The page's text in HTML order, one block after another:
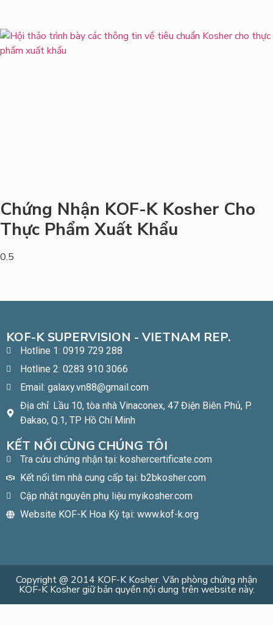
Chứng Nhận KOF-K Kosher Cho
Thực Phẩm Xuất Khẩu
KOF-K SUPERVISION - VIETNAM REP.
Hotline 1: 0919 729 288
Hotline 2: 0283 910 3066
Email: galaxy.vn88@gmail.com
Địa chỉ: Lầu 10, tòa nhà Vinaconex, 47 Điện Biên Phủ, P.
Đakao, Q.1, TP Hồ Chí Minh​
KẾT NỐI CÙNG CHÚNG TÔI
Tra cứu chứng nhận tại: koshercertificate.com
Kết nối tìm nhà cung cấp tại: b2bkosher.com
Cập nhật nguyên phụ liệu myikosher.com
Website KOF-K Hoa Kỳ tại: www.kof-k.org
Copyright @ 2014 KOF-K Kosher. Văn phòng chứng nhận
KOF-K Kosher giữ bản quyền nội dung trên website này.